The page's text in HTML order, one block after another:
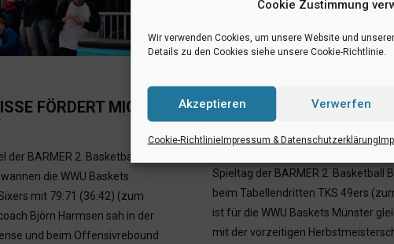
Cookie Zustimmung
Wir verwenden Cookies, um unsere Website und
Details zu den Cookies siehe unsere Cookie-Richtlinie.
Akzeptieren Verwerfen
Cookie-RichtlinieImpressum & Datenschutzerklärung
„SCHLÜSSEL ZUM
DIE DEFENSIVLEISTUNG“
Spieltag der BARMER 2. Basketball
beim Tabellendritten TKS 49ers
ist für die WWU Baskets Münster
mit der vorzeitigen
FÖRDERT MICH
der BARMER 2. Basketball
die WWU Baskets
mit 79:71 (36:42) (zum
Björn Harmsen sah in der
und beim Offensivrebound